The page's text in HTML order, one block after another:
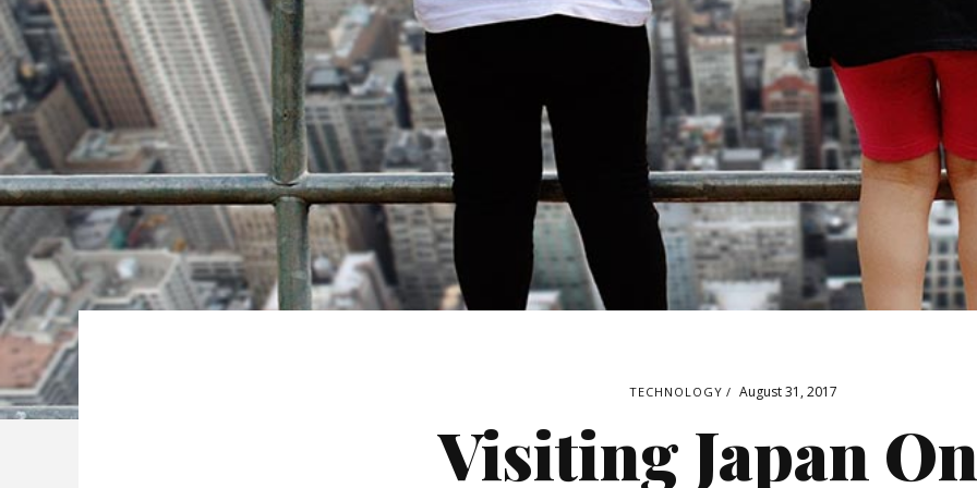
Post Layout 9
Video Layout 1
Video Layout 2
Quote Post
Link Post
Audio Post
TECHNOLOGY August 31, 2017
Visiting Japan